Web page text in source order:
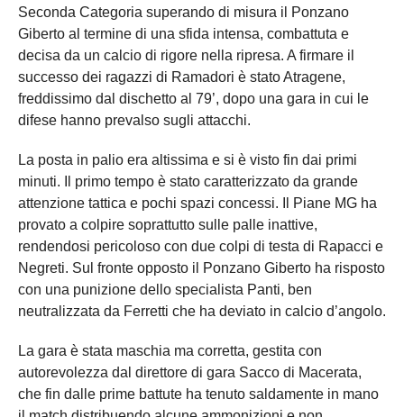
Seconda Categoria superando di misura il Ponzano
Giberto al termine di una sfida intensa, combattuta e
decisa da un calcio di rigore nella ripresa. A firmare il
successo dei ragazzi di Ramadori è stato Atragene,
freddissimo dal dischetto al 79’, dopo una gara in cui le
difese hanno prevalso sugli attacchi.
La posta in palio era altissima e si è visto fin dai primi
minuti. Il primo tempo è stato caratterizzato da grande
attenzione tattica e pochi spazi concessi. Il Piane MG ha
provato a colpire soprattutto sulle palle inattive,
rendendosi pericoloso con due colpi di testa di Rapacci e
Negreti. Sul fronte opposto il Ponzano Giberto ha risposto
con una punizione dello specialista Panti, ben
neutralizzata da Ferretti che ha deviato in calcio d’angolo.
La gara è stata maschia ma corretta, gestita con
autorevolezza dal direttore di gara Sacco di Macerata,
che fin dalle prime battute ha tenuto saldamente in mano